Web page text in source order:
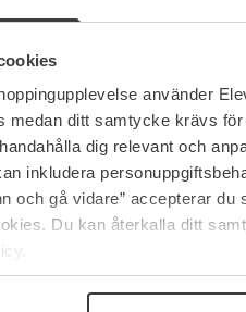
använder
medan ditt samtycke krävs
dig relevant och
inkludera
och gå vidare” accepterar
Du kan återkalla ditt
Om oss
Jobba hos oss
Våra